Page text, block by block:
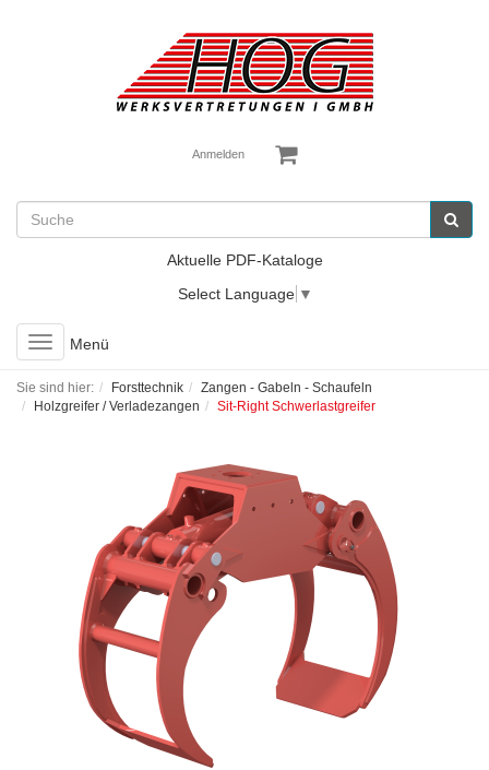
Anmelden
Aktuelle PDF-Kataloge
Select Language ▼
Toggle
navigation
Menü
Sie sind hier: Forsttechnik
Zangen - Gabeln - Schaufeln
Holzgreifer / Verladezangen
Sit-Right Schwerlastgreifer